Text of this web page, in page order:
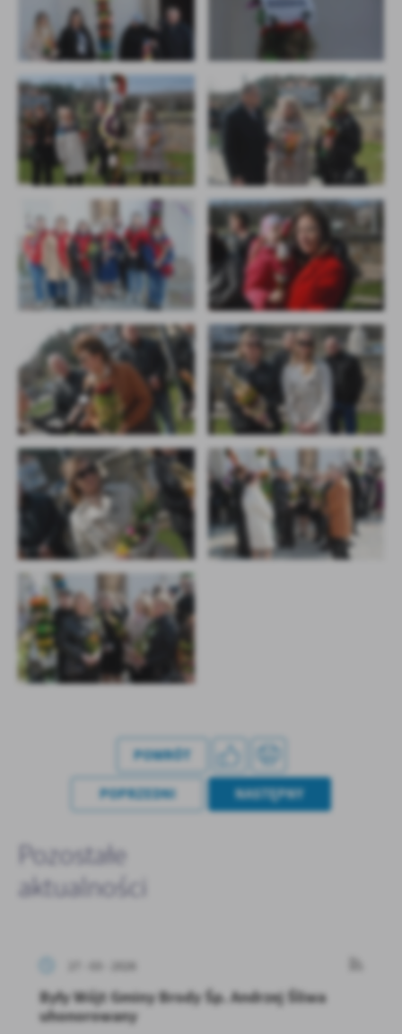
POWRÓT
POPRZEDNI NASTĘPNY
Pozostałe
aktualności
27 - 03 - 2026
Były Wójt Gminy Brody Śp. Andrzej Śliwa
uhonorowany